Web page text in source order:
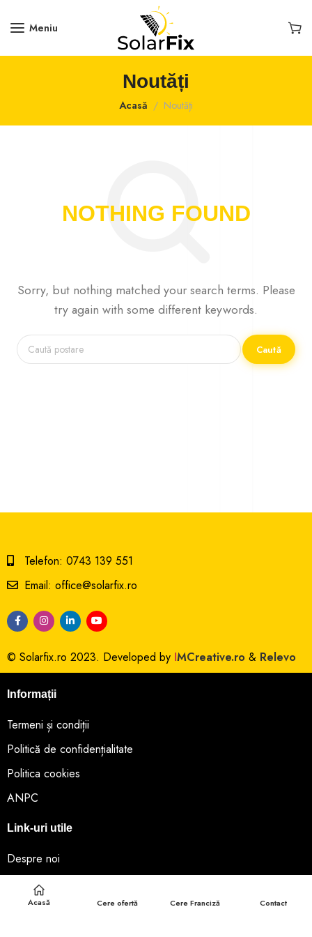
Meniu
Noutăți
Acasă Noutăți
NOTHING FOUND
Sorry, but nothing matched your search terms. Please
try again with some different keywords.
Caută
Telefon: 0743 139 551
Email: office@solarfix.ro
© Solarfix.ro 2023. Developed by IMCreative.ro & Relevo
Informații
Termeni și condiții
Politică de confidențialitate
Politica cookies
ANPC
Link-uri utile
Despre noi
Noutăți
Favorite
Acasă Cere ofertă Cere Franciză Contact